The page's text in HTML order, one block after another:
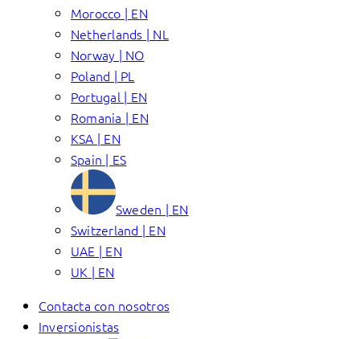
Morocco | EN
Netherlands | NL
Norway | NO
Poland | PL
Portugal | EN
Romania | EN
KSA | EN
Spain | ES
Sweden | EN
Switzerland | EN
UAE | EN
UK | EN
Contacta con nosotros
Inversionistas